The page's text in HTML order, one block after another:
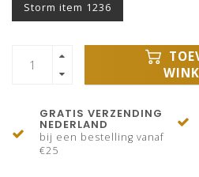
Storm item 1236
GRATIS VERZENDING
NEDERLAND
bij een bestelling vanaf
€25